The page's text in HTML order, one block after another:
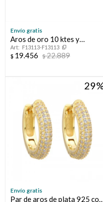
Envío gratis
Aros de oro 10 ktes y
circonias
F13113-F13113
$ 19.456 $22.889
29
Envío gratis
Par de aros de plata 925 con